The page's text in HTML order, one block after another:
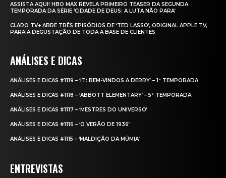
ASSISTA AQUI! HBO MAX REVELA PRIMEIRO TEASER DA SEGUNDA
TEMPORADA DA SÉRIE ‘CIDADE DE DEUS: A LUTA NÃO PARA’
CLARO TV+ ABRE TRÊS EPISÓDIOS DE ‘TED LASSO’, ORIGINAL APPLE TV,
PARA A DEGUSTAÇÃO DE TODA A BASE DE CLIENTES
ANÁLISES E DICAS
ANÁLISES E DICAS #1119 – ‘IT: BEM-VINDOS A DERRY’ – 1ª TEMPORADA
ANÁLISES E DICAS #1118 – ‘ABBOTT ELEMENTARY’ – 5ª TEMPORADA
ANÁLISES E DICAS #1117 – ‘MESTRES DO UNIVERSO’
ANÁLISES E DICAS #1116 – ‘O VERÃO DE 1936’
ANÁLISES E DICAS #1115 – ‘MALDIÇÃO DA MÚMIA’
ENTREVISTAS